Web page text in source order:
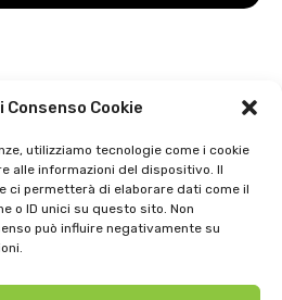
Cookie
utilizziamo tecnologie come i cookie
alle informazioni del dispositivo. Il
ci permetterà di elaborare dati come il
o ID unici su questo sito. Non
può influire negativamente su
su “L’orda” di Luigi Bardelli 2002
1991